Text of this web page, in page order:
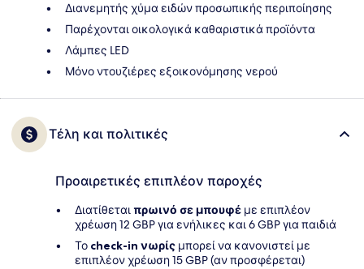
Διανεμητής χύμα ειδών προσωπικής περιποίησης
Παρέχονται οικολογικά καθαριστικά προϊόντα
Λάμπες LED
Μόνο ντουζιέρες εξοικονόμησης νερού
Τέλη και πολιτικές
Προαιρετικές επιπλέον παροχές
Διατίθεταιπρωινό σε μπουφέ με επιπλέον
χρέωση 12 GBP για ενήλικες και 6 GBP για παιδιά
Το check-in νωρίς μπορεί να κανονιστεί με
επιπλέον χρέωση 15 GBP (αν προσφέρεται)